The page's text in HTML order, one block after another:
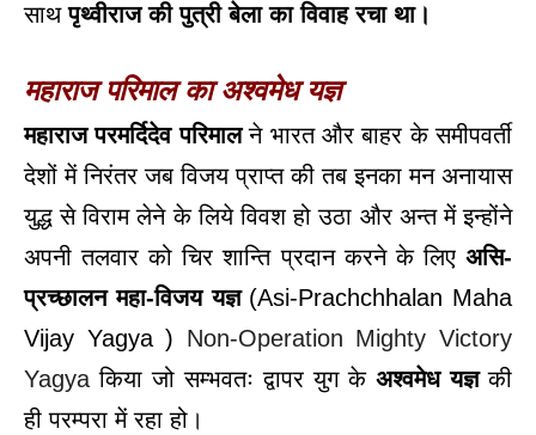
साथपृथ्वीराज की पुत्री बेला का विवाह रचा था।
महाराज परिमाल का अश्वमेध यज्ञ
महाराज परमर्दिदेव परिमालने भारत और बाहर के समीपवर्ती
देशों में निरंतर जब विजय प्राप्त की तब इनका मन अनायास
युद्ध से विराम लेने के लिये विवश हो उठा और अन्त में इन्होंने
अपनी तलवार को चिर शान्ति प्रदान करने के लिए असि-
प्रच्छालन महा-विजय यज्ञ(Asi-Prachchhalan Maha
Vijay Yagya ) Non-Operation Mighty Victory
Yagyaकिया जो सम्भवतः द्वापर युग के अश्वमेध यज्ञकी
ही परम्परा में रहा हो।